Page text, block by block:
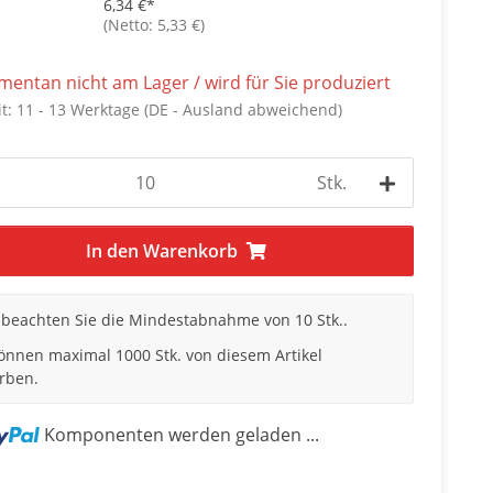
6,34 €*
(Netto: 5,33 €)
nicht am Lager / wird für Sie produziert
11 - 13 Werktage (DE - Ausland abweichend)
Stk.
In den Warenkorb
Sie die Mindestabnahme von 10 Stk..
maximal 1000 Stk. von diesem Artikel
Komponenten werden geladen ...